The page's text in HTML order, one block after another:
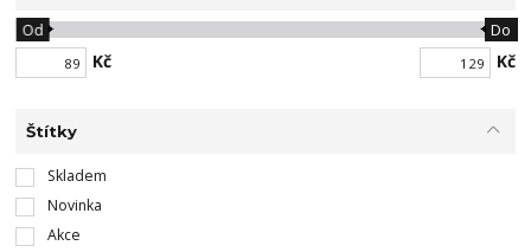
Kč
Od Do
Kč
Štítky
Skladem
Novinka
Akce